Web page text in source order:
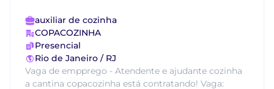
auxiliar de cozinha
COPACOZINHA
Presencial
Rio de Janeiro / RJ
Vaga de empprego - Atendente e ajudante cozinha
a cantina copacozinha está contratando! Vaga: